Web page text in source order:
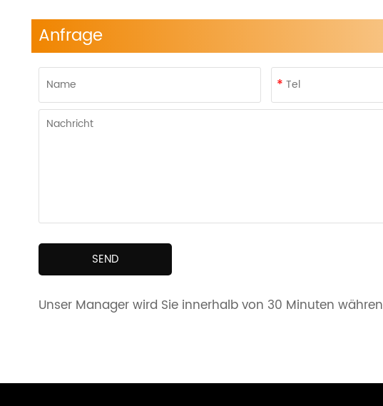
Anfrage
SEND
Unser Manager wird Sie innerhalb von 30 Minuten